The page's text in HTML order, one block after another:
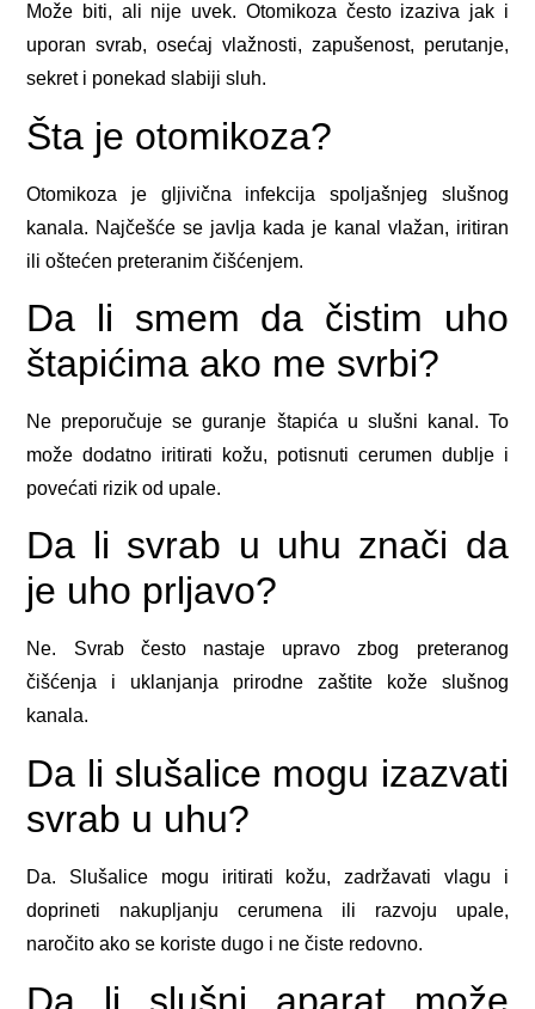
Može biti, ali nije uvek. Otomikoza često izaziva jak i
uporan svrab, osećaj vlažnosti, zapušenost, perutanje,
sekret i ponekad slabiji sluh.
Šta je otomikoza?
Otomikoza je gljivična infekcija spoljašnjeg slušnog
kanala. Najčešće se javlja kada je kanal vlažan, iritiran
ili oštećen preteranim čišćenjem.
Da li smem da čistim uho
štapićima ako me svrbi?
Ne preporučuje se guranje štapića u slušni kanal. To
može dodatno iritirati kožu, potisnuti cerumen dublje i
povećati rizik od upale.
Da li svrab u uhu znači da
je uho prljavo?
Ne. Svrab često nastaje upravo zbog preteranog
čišćenja i uklanjanja prirodne zaštite kože slušnog
kanala.
Da li slušalice mogu izazvati
svrab u uhu?
Da. Slušalice mogu iritirati kožu, zadržavati vlagu i
doprineti nakupljanju cerumena ili razvoju upale,
naročito ako se koriste dugo i ne čiste redovno.